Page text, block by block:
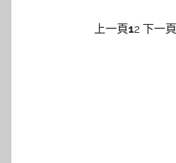
上一頁12 下一